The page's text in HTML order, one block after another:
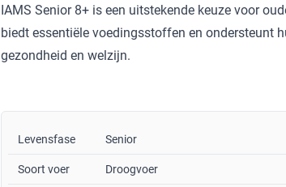
IAMS Senior 8+ is een uitstekende keuze voor
biedt essentiële voedingsstoffen en ondersteunt
gezondheid en welzijn.
Levensfase Senior
Soort voer Droogvoer